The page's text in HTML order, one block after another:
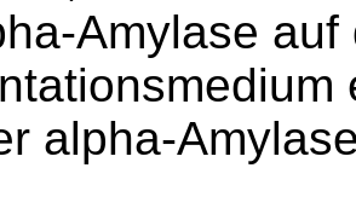
­Amylase auf
alpha-